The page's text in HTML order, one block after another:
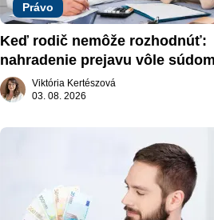
Právo
Keď rodič nemôže rozhodnúť:
nahradenie prejavu vôle
záujme dieťaťa
Viktória Kertészová
03. 08. 2026